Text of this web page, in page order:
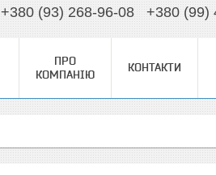
+380 (93) 268-96-08 +380 (99)
ПРО
КОМПАНІЮ
КОНТАКТИ